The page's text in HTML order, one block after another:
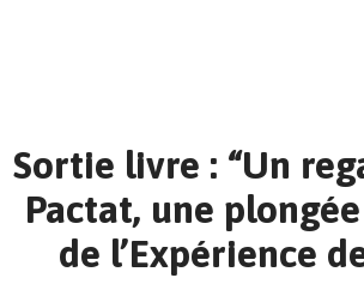
Sortie livre : “Un
Pactat, une
de l’Expérience